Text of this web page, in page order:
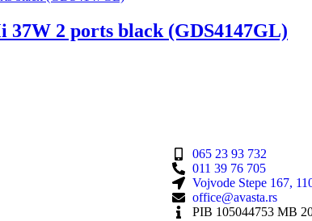
2 ports black (GDS4147GL)
065 23 93 732
011 39 76 705
Vojvode Stepe 167,
office@avasta.rs
PIB 105044753 MB